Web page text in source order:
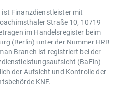
ist Finanzdienstleister mit
Straße 10, 10719
im Handelsregister beim
(Berlin) unter der Nummer HRB
Branch ist registriert bei der
(BaFin)
der Aufsicht und Kontrolle der
KNF.